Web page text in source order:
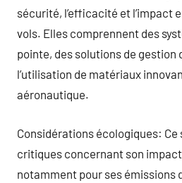
sécurité, l’efficacité et l’impact
vols. Elles comprennent des
pointe, des solutions de gestion
l’utilisation de matériaux
aéronautique.
Considérations écologiques:
critiques concernant son impact
notamment pour ses émissions